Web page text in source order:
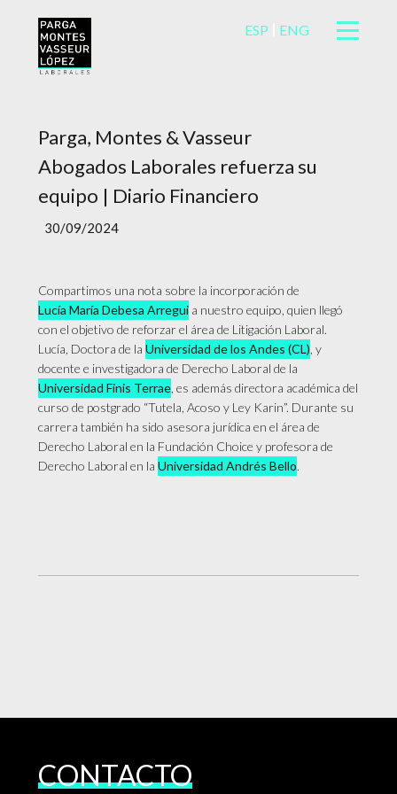
ESP ENG
Parga, Montes & Vasseur
Abogados Laborales refuerza su
equipo | Diario Financiero
30/09/2024
Compartimos una nota sobre la incorporación de
Lucía María Debesa Arregui a nuestro equipo, quien llegó
con el objetivo de reforzar el área de Litigación Laboral.
Lucía, Doctora de laUniversidad de los Andes (CL) , y
docente e investigadora de Derecho Laboral de la
Universidad Finis Terrae , es además directora académica del
curso de postgrado “Tutela, Acoso y Ley Karin”. Durante su
carrera también ha sido asesora jurídica en el área de
Derecho Laboral en la Fundación Choice y profesora de
Derecho Laboral en laUniversidad Andrés Bello.
CONTACTO